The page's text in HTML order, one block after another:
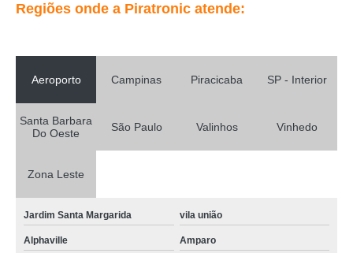
Regiões onde a Piratronic atende:
Aeroporto Campinas Piracicaba SP - Interior
Santa Barbara
Do Oeste
São Paulo Valinhos Vinhedo
Zona Leste
Jardim Santa Margarida vila união
Alphaville Amparo